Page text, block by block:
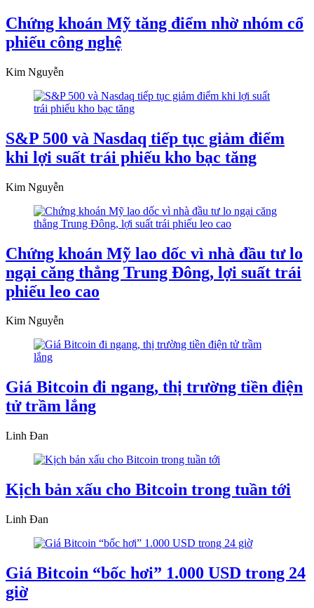
Chứng khoán Mỹ tăng điểm nhờ nhóm cổ
phiếu công nghệ
Kim Nguyễn
S&P 500 và Nasdaq tiếp tục giảm điểm
khi lợi suất trái phiếu kho bạc tăng
Kim Nguyễn
Chứng khoán Mỹ lao dốc vì nhà đầu tư lo
ngại căng thẳng Trung Đông, lợi suất trái
phiếu leo cao
Kim Nguyễn
Giá Bitcoin đi ngang, thị trường tiền điện
tử trầm lắng
Linh Đan
Kịch bản xấu cho Bitcoin trong tuần tới
Linh Đan
Giá Bitcoin “bốc hơi” 1.000 USD trong 24
giờ